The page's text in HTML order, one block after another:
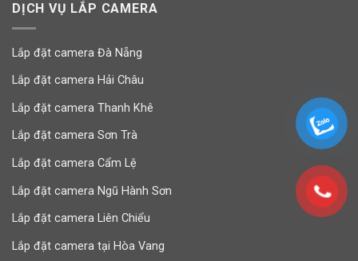
DỊCH VỤ LẮP CAMERA
Lắp đặt camera Đà Nẵng
Lắp đặt camera Hải Châu
Lắp đặt camera Thanh Khê
Lắp đặt camera Sơn Trà
Lắp đặt camera Cẩm Lệ
Lắp đặt camera Ngũ Hành Sơn
Lắp đặt camera Liên Chiểu
Lắp đặt camera tại Hòa Vang